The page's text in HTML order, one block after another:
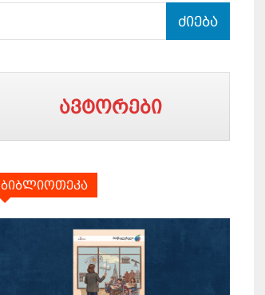
ძიება
ავტორები
ბიბლიოთეკა